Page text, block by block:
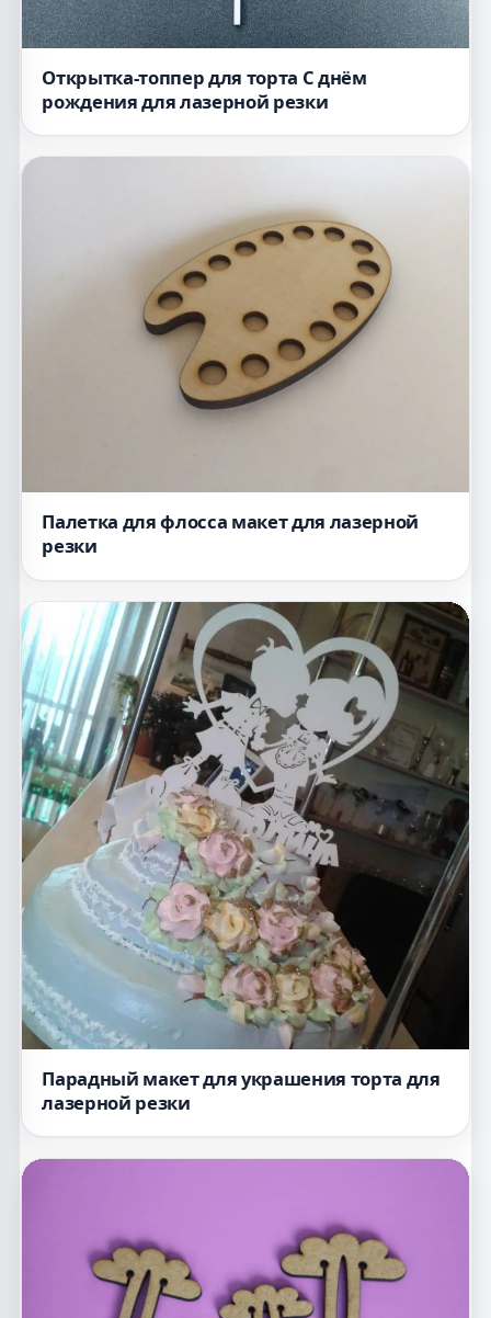
Открытка-топпер для торта С днём
рождения для лазерной резки
Палетка для флосса макет для лазерной
резки
Парадный макет для украшения торта для
лазерной резки